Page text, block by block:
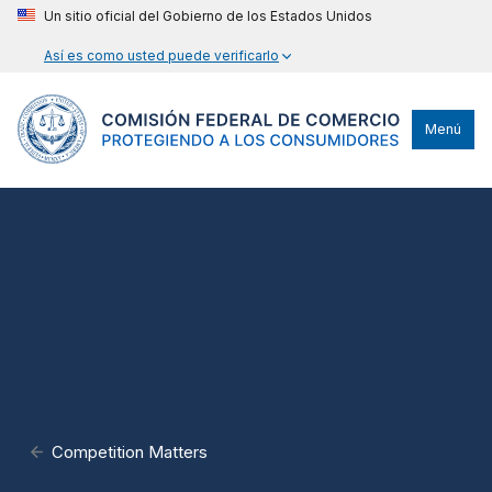
Un sitio oficial del Gobierno de los Estados Unidos
Así es como usted puede verificarlo
Menú
Competition Matters